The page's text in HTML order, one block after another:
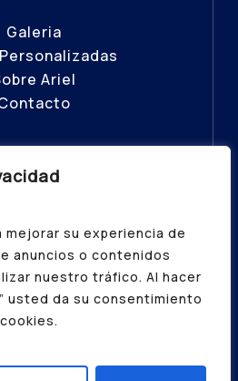
mejorar su experiencia de
anuncios o contenidos
nuestro tráfico. Al hacer
usted da su consentimiento
Galeria
Ariel
2025
| Aviso Legal|
de Cookies